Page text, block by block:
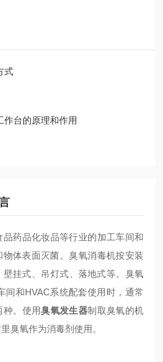
式
作台的原理和作用
药品化妆品等行业的加工车间和
体表面灭菌。臭氧消毒机按安装
壁挂式、吊灯式、落地式等。臭氧
和HVAC系统配套使用时，通常
。使用臭氧发生器制取臭氧的机
臭氧作为消毒剂使用。